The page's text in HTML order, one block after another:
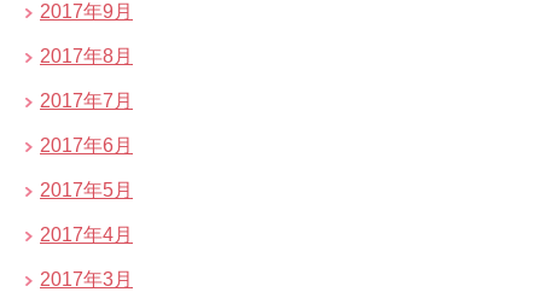
2017年9月
2017年8月
2017年7月
2017年6月
2017年5月
2017年4月
2017年3月